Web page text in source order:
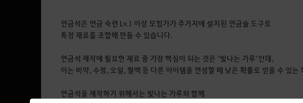
연금석은 연금 숙련 Lv.1 이상 모험가가 주거지에 설치된 연금술 도구로
특정 재료를 조합해 만들 수 있습니다.
연금석 제작에 필요한 재료 중 가장 핵심이 되는 것은 ‘빛나는 가루’인데,
이는 비약, 수정, 오일, 혈액 등 다른 아이템을 연성할 때 낮은 확률로 얻을 수 있는
연금석을 제작하기 위해서는 빛나는 가루와 함께